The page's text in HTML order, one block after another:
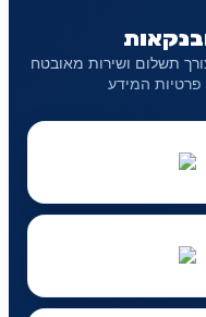
תשלום ושירות מאובטח
המידע